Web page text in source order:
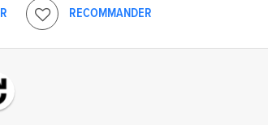
RECOMMANDER